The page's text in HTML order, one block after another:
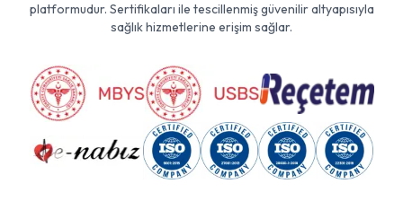
platformudur. Sertifikaları ile tescillenmiş güvenilir altyapısıyla
sağlık hizmetlerine erişim sağlar.